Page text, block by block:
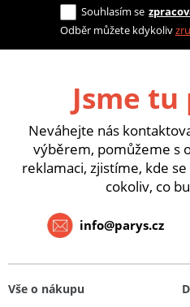
Souhlasím se
Odběr můžete kdykoliv
Jsme tu
Neváhejte nás
výběrem, pomůžeme s
reklamaci, zjistíme, kde
cokoliv, co
info@parys.cz
Vše o nákupu